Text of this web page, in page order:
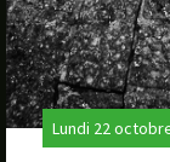
Lundi 22